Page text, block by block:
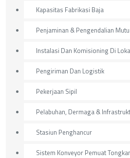
Kapasitas Fabrikasi Baja
Penjaminan & Pengendalian Mutu
Instalasi Dan Komisioning Di
Pengiriman Dan Logistik
Pekerjaan Sipil
Pelabuhan, Dermaga &
Stasiun Penghancur
Sistem Konveyor Pemuat